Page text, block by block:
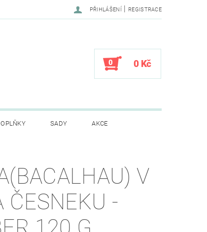
PŘIHLÁŠENÍ | REGISTRACE
0 0 Kč
SADY AKCE
V
ČESNEKU -